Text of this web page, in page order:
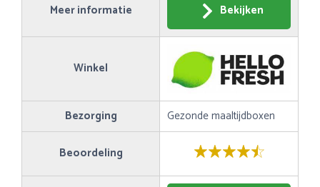
Meer informatie Bekijken
Winkel
Bezorging Gezonde maaltijdboxen
Beoordeling